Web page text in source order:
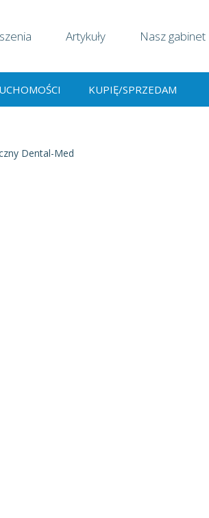
Artykuły Nasz gabinet
KUPIĘ/SPRZEDAM
Dental-Med